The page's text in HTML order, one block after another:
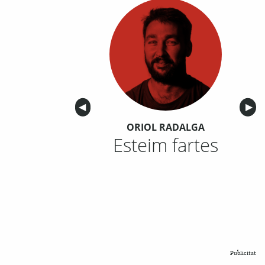
Anterior
◀︎ ▶︎
ORIOL RADALGA
Esteim fartes
Publicitat